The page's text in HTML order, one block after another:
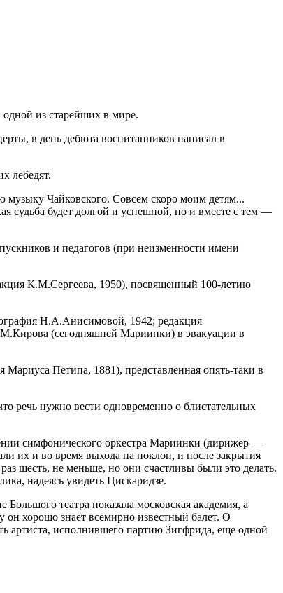
из старейших в мире.
в день дебюта воспитанников написал в
лебедят.
музыку Чайковского. Совсем скоро моим детям...
судьба будет долгой и успешной, но и вместе с тем —
и педагогов (при неизменности имени
К.М.Сергеева, 1950), посвященный 100-летию
Н.А.Анисимовой, 1942; редакция
(сегодняшней Мариинки) в эвакуации в
Петипа, 1881), представленная опять-таки в
речь нужно вести одновременно о блистательных
симфонического оркестра Мариинки (дирижер —
их и во время выхода на поклон, и после закрытия
шесть, не меньше, но они счастливы были это делать.
надеясь увидеть Цискаридзе.
театра показала московская академия, а
хорошо знает всемирно известный балет. О
артиста, исполнившего партию Зигфрида, еще одной